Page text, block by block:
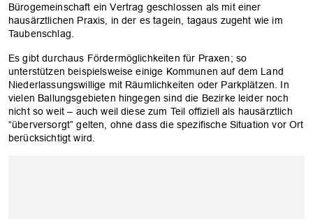
Bürogemeinschaft ein Vertrag geschlossen als mit einer
hausärztlichen Praxis, in der es tagein, tagaus zugeht wie im
Taubenschlag.
Es gibt durchaus Fördermöglichkeiten für Praxen; so
unterstützen beispielsweise einige Kommunen auf dem Land
Niederlassungswillige mit Räumlichkeiten oder Parkplätzen. In
vielen Ballungsgebieten hingegen sind die Bezirke leider noch
nicht so weit – auch weil diese zum Teil offiziell als hausärztlich
“überversorgt” gelten, ohne dass die spezifische Situation vor Ort
berücksichtigt wird.